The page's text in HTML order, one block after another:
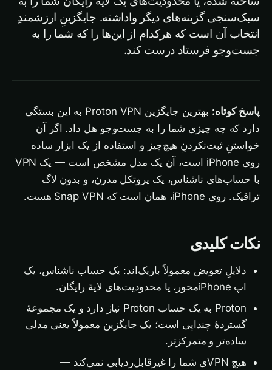
سبک‌سنجی گزینه‌های دیگر واداشته. جایگزینِ ارزشمندِ
انتخاب آن است که هرکدام از این‌ها را که شما را به
جست‌وجو فرستاد درست کند.
پاسخ کوتاه:
بهترین جایگزین Proton VPN به این بستگی
دارد که چه چیزی شما را به جست‌وجو هل داد. اگر آن
خواستنِ ثبت‌نکردنِ هیچ‌چیز و استفاده از یک ابزار ساده
روی iPhone است، آن یک مدل مشخص است — یک VPN
با حساب‌های ناشناس، یک پروتکل مدرن، و بدون لاگ
ترافیک. روی iPhone، همان است که Snap VPN هست.
نکات کلیدی
دلایلِ تعویض معمولاً باریک‌اند: یک حساب ناشناس، یک
اپ iPhone‌محور، یا محدودیت‌های لایهٔ رایگان.
Proton به یک حساب Proton نیاز دارد و یک مجموعهٔ
گستردهٔ چنداپی است؛ یک جایگزین معمولاً یعنی مدلی
ساده‌تر و متمرکزتر.
هیچ VPNی شما را غیرقابل‌ردیابی نمی‌کند —